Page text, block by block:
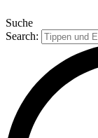
Suche
Search: